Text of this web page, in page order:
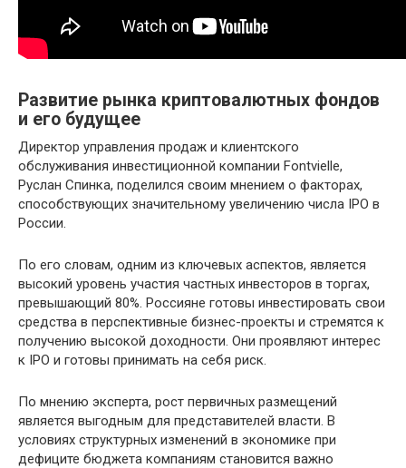
Развитие рынка криптовалютных фондов
и его будущее
Директор управления продаж и клиентского
обслуживания инвестиционной компании Fontvielle,
Руслан Спинка, поделился своим мнением о факторах,
способствующих значительному увеличению числа IPO в
России.
По его словам, одним из ключевых аспектов, является
высокий уровень участия частных инвесторов в торгах,
превышающий 80%. Россияне готовы инвестировать свои
средства в перспективные бизнес-проекты и стремятся к
получению высокой доходности. Они проявляют интерес
к IPO и готовы принимать на себя риск.
По мнению эксперта, рост первичных размещений
является выгодным для представителей власти. В
условиях структурных изменений в экономике при
дефиците бюджета компаниям становится важно